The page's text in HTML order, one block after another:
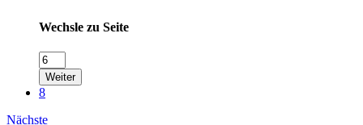
Wechsle zu Seite
Weiter
8
Nächste